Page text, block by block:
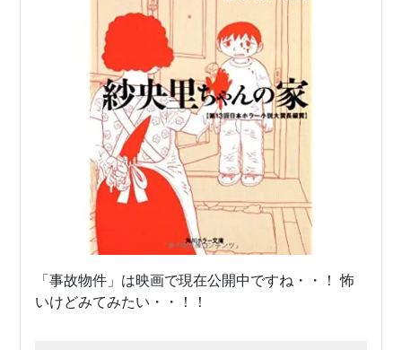
「事故物件」は映画で現在公開中ですね・・！ 怖
いけどみてみたい・・！！